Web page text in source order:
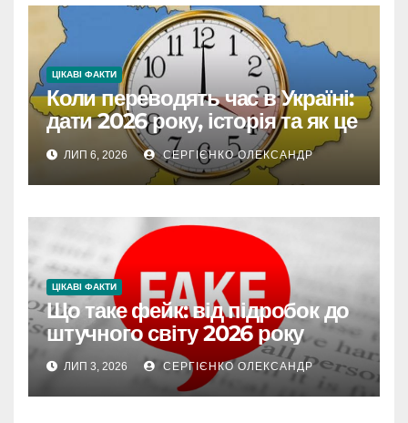
ЦІКАВІ ФАКТИ
Коли переводять час в Україні:
дати 2026 року, історія та як це
впливає на життя
ЛИП 6, 2026 СЕРГІЄНКО ОЛЕКСАНДР
ЦІКАВІ ФАКТИ
Що таке фейк: від підробок до
штучного світу 2026 року
ЛИП 3, 2026 СЕРГІЄНКО ОЛЕКСАНДР